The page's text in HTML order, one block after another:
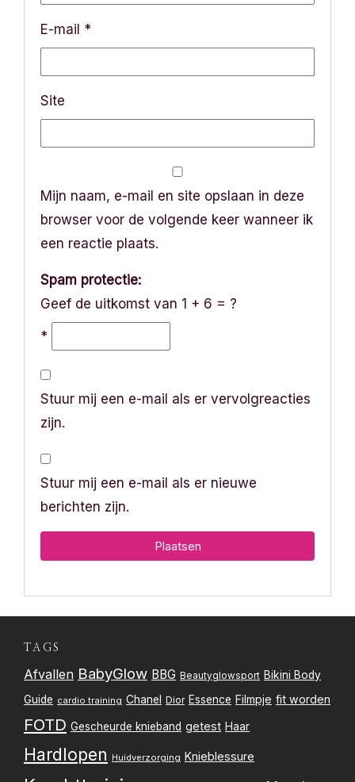
E-mail *
Site
Mijn naam, e-mail en site opslaan in deze
browser voor de volgende keer wanneer ik
een reactie plaats.
Spam protectie:
Geef de uitkomst van 1 + 6 = ?
*
Stuur mij een e-mail als er vervolgreacties
zijn.
Stuur mij een e-mail als er nieuwe
berichten zijn.
TAGS
Afvallen BabyGlow BBG Beautyglowsport Bikini Body
Guide cardio training Chanel Dior Essence Filmpje fit worden
FOTD Gescheurde knieband getest Haar
Hardlopen Huidverzorging Knieblessure